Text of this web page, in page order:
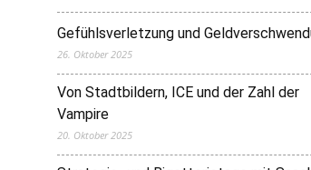
Gefühlsverletzung und
26. Oktober 2025
Von Stadtbildern, ICE und der Zahl der
Vampire
20. Oktober 2025